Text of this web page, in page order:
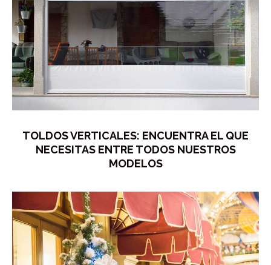
TOLDOS VERTICALES: ENCUENTRA EL QUE
NECESITAS ENTRE TODOS NUESTROS
MODELOS